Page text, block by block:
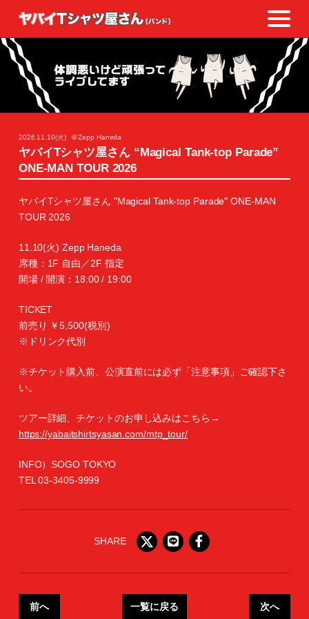
2026.11.10(火) ＠Zepp Haneda
ヤバイTシャツ屋さん “Magical Tank-top Parade”
ONE-MAN TOUR 2026
ヤバイTシャツ屋さん "Magical Tank-top Parade" ONE-MAN
TOUR 2026
11.10(火) Zepp Haneda
席種：1F 自由／2F 指定
開場 / 開演：18:00 / 19:00
TICKET
前売り ￥5,500(税別)
※ドリンク代別
※チケット購入前、公演直前には必ず「注意事項」ご確認下さ
い。
ツアー詳細、チケットのお申し込みはこちら→
https://yabaitshirtsyasan.com/mtp_tour/
INFO）SOGO TOKYO
TEL 03-3405-9999
SHARE
前へ 一覧に戻る 次へ